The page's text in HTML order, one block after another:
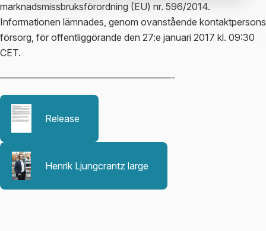
marknadsmissbruksförordning (EU) nr. 596/2014.
Informationen lämnades, genom ovanstående kontaktpersons
försorg, för offentliggörande den 27:e januari 2017 kl. 09:30
CET.
——————————————————-
Release
Henrik Ljungcrantz large